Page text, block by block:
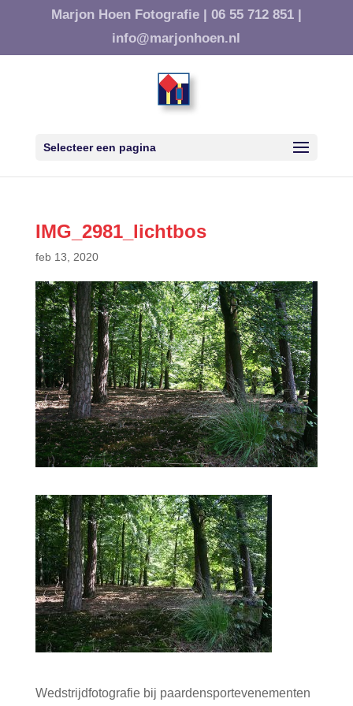
Marjon Hoen Fotografie | 06 55 712 851 |
info@marjonhoen.nl
Selecteer een pagina
IMG_2981_lichtbos
feb 13, 2020
Wedstrijdfotografie bij paardensportevenementen